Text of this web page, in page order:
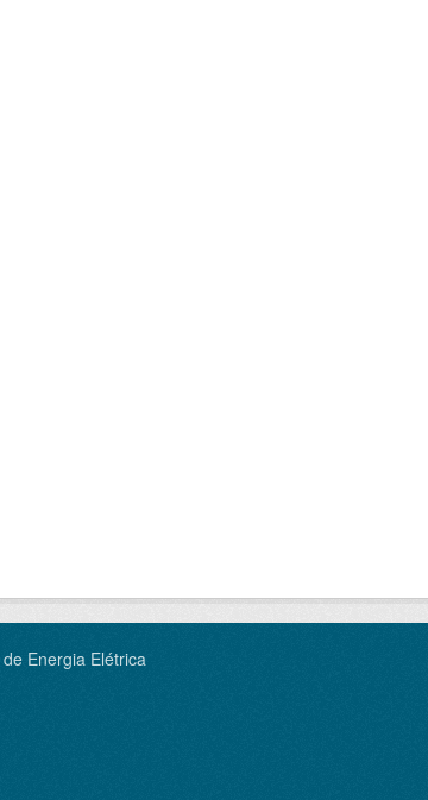
Energia Elétrica